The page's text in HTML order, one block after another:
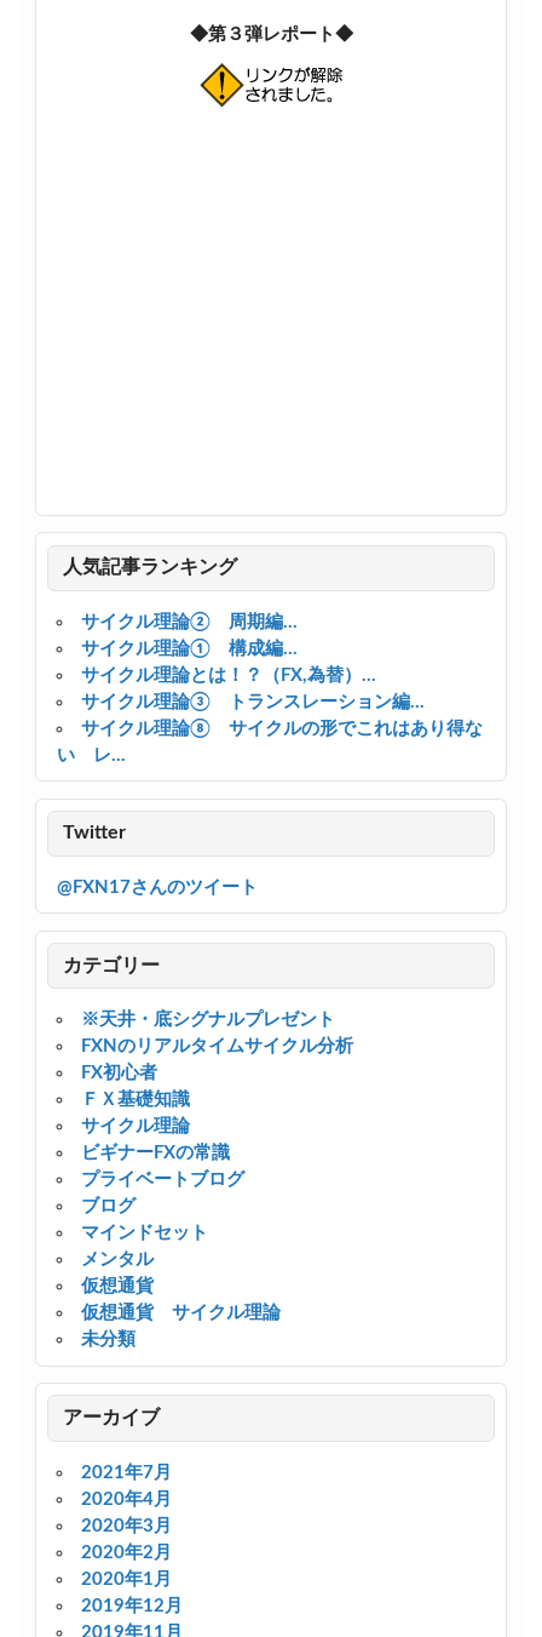
◆第３弾レポート◆
人気記事ランキング
サイクル理論② 周期編...
サイクル理論① 構成編...
サイクル理論とは！？（FX,為替）...
サイクル理論③ トランスレーション編...
サイクル理論⑧ サイクルの形でこれはあり得な
い レ...
Twitter
@FXN17さんのツイート
カテゴリー
※天井・底シグナルプレゼント
FXNのリアルタイムサイクル分析
FX初心者
ＦＸ基礎知識
サイクル理論
ビギナーFXの常識
プライベートブログ
ブログ
マインドセット
メンタル
仮想通貨
仮想通貨 サイクル理論
未分類
アーカイブ
2021年7月
2020年4月
2020年3月
2020年2月
2020年1月
2019年12月
2019年11月